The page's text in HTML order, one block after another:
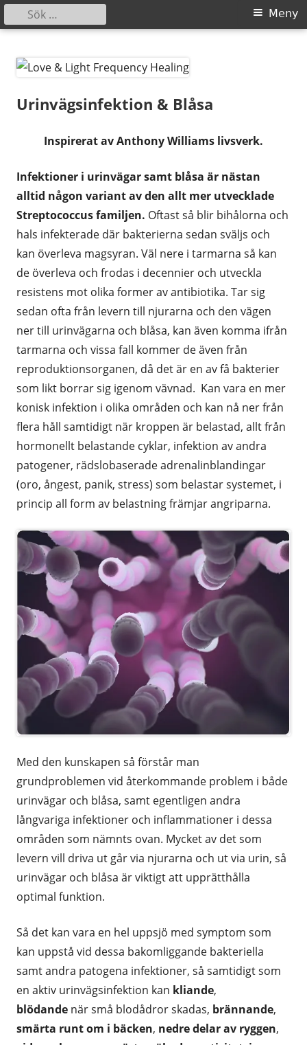
Primär
Meny
Sök
efter:
Urinvägsinfektion & Blåsa
Inspirerat av Anthony Williams livsverk.
Infektioner i urinvägar samt blåsa är nästan
alltid någon variant av den allt mer utvecklade
Streptococcus familjen. Oftast så blir bihålorna och
hals infekterade där bakterierna sedan sväljs och
kan överleva magsyran. Väl nere i tarmarna så kan
de överleva och frodas i decennier och utveckla
resistens mot olika former av antibiotika. Tar sig
sedan ofta från levern till njurarna och den vägen
ner till urinvägarna och blåsa, kan även komma ifrån
tarmarna och vissa fall kommer de även från
reproduktionsorganen, då det är en av få bakterier
som likt borrar sig igenom vävnad. Kan vara en mer
konisk infektion i olika områden och kan nå ner från
flera håll samtidigt när kroppen är belastad, allt från
hormonellt belastande cyklar, infektion av andra
patogener, rädslobaserade adrenalinblandingar
(oro, ångest, panik, stress) som belastar systemet, i
princip all form av belastning främjar angriparna.
Med den kunskapen så förstår man
grundproblemen vid återkommande problem i både
urinvägar och blåsa, samt egentligen andra
långvariga infektioner och inflammationer i dessa
områden som nämnts ovan. Mycket av det som
levern vill driva ut går via njurarna och ut via urin, så
urinvägar och blåsa är viktigt att upprätthålla
optimal funktion.
Så det kan vara en hel uppsjö med symptom som
kan uppstå vid dessa bakomliggande bakteriella
samt andra patogena infektioner, så samtidigt som
en aktiv urinvägsinfektion kan kliande,
blödande när små blodådror skadas, brännande,
smärta runt om i bäcken, nedre delar av ryggen,